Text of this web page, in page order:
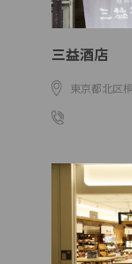
三益酒店
東京都北区